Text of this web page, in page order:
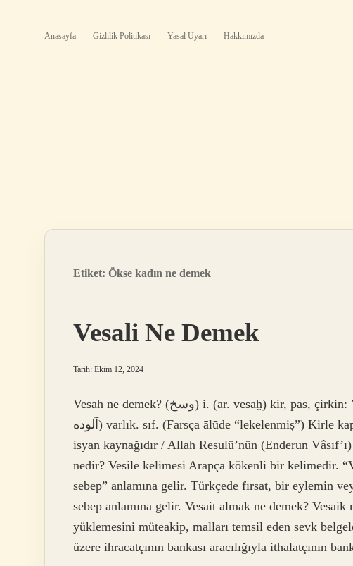
Anasayfa Gizlilik Politikası Yasal Uyarı Hakkımızda
Etiket: Ökse kadın ne demek
Vesali Ne Demek
Tarih: Ekim 12, 2024
Vesah ne demek? (ﻭﺳﺦ) i. (ar. vesaḫ) kir, pas, çirkin: Vesah-ı (Veysî)’yi yıktılar. Vesah-âlûde (ﻭﺳﺦ
ﺁﻟﻮﺩﻩ) varlık. sıf. (Farsça ālūde “lekelenmiş”) Kirle kaplanmış, kirlenmiş: Asi, rütbesi ne olursa olsun
isyan kaynağıdır / Allah Resulü’nün (Enderun
nedir? Vesile kelimesi Arapça kökenli bir kelimedir.
sebep” anlamına gelir. Türkçede fırsat, bir eylemin
sebep anlamına gelir. Vesait almak ne demek?
yüklemesini müteakip, malları temsil eden sevk
üzere ihracatçının bankası aracılığıyla ithalatçının